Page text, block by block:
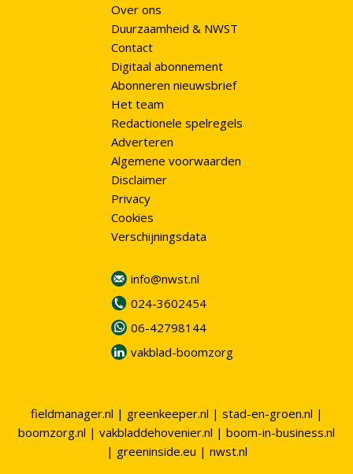
Over ons
Duurzaamheid & NWST
Contact
Digitaal abonnement
Abonneren nieuwsbrief
Het team
Redactionele spelregels
Adverteren
Algemene voorwaarden
Disclaimer
Privacy
Cookies
Verschijningsdata
info@nwst.nl
024-3602454
06-42798144
vakblad-boomzorg
fieldmanager.nl | greenkeeper.nl | stad-en-groen.nl |
boomzorg.nl | vakbladdehovenier.nl | boom-in-business.nl
| greeninside.eu | nwst.nl